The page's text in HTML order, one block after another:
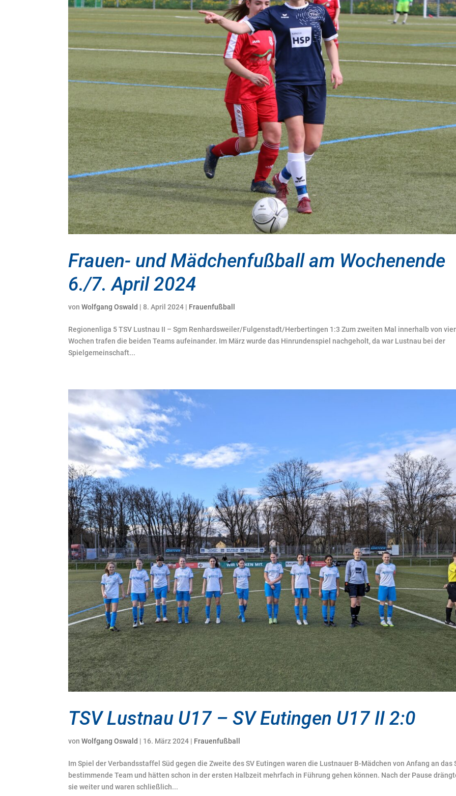
Frauen- und Mädchenfußball am Wochenende
6./7. April 2024
vonWolfgang Oswald |8. April 2024 | Frauenfußball
Regionenliga 5 TSV Lustnau II – Sgm Renhardsweiler/Fulgenstadt/Herbertingen 1:3 Zum zweiten Mal innerhalb von vier
Wochen trafen die beiden Teams aufeinander. Im März wurde das Hinrundenspiel nachgeholt, da war Lustnau bei der
Spielgemeinschaft...
TSV Lustnau U17 – SV Eutingen U17 II 2:0
vonWolfgang Oswald | 16. März 2024 | Frauenfußball
Im Spiel der Verbandsstaffel Süd gegen die Zweite des SV Eutingen waren die Lustnauer B-Mädchen von Anfang an das
bestimmende Team und hätten schon in der ersten Halbzeit mehrfach in Führung gehen können. Nach der Pause
sie weiter und waren schließlich...